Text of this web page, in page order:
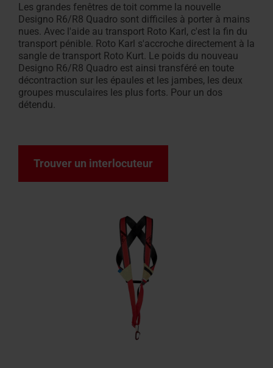
Les grandes fenêtres de toit comme la nouvelle
Designo R6/R8 Quadro sont difficiles à porter à mains
nues. Avec l'aide au transport Roto Karl, c'est la fin du
transport pénible. Roto Karl s'accroche directement à la
sangle de transport Roto Kurt. Le poids du nouveau
Designo R6/R8 Quadro est ainsi transféré en toute
décontraction sur les épaules et les jambes, les deux
groupes musculaires les plus forts. Pour un dos
détendu.
Trouver un interlocuteur